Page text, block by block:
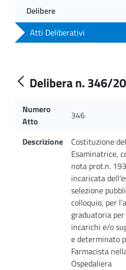
Delibere
Atti Deliberativi
Delibera n. 346/
Numero
Atto
346
Descrizione
Costituzione
Esaminatrice,
nota prot.n.
incaricata
selezione
colloquio, per
graduatoria
incarichi e/o
e determinato
Farmacista
Ospedaliera